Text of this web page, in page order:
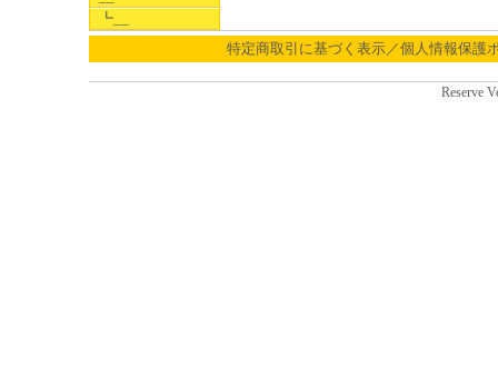
┗__
特定商取引に基づく表示／個人情報保護
Reserve